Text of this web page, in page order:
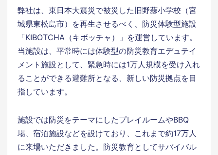
弊社は、東日本大震災で被災した旧野蒜小学校（宮
城県東松島市）を再生させるべく、防災体験型施設
「KIBOTCHA（キボッチャ）」を運営しています。
当施設は、平常時には体験型の防災教育エデュテイ
メント施設として、緊急時には1万人規模を受け入れ
ることができる避難所となる、新しい防災拠点を目
指しています。
施設では防災をテーマにしたプレイルームやBBQ
場、宿泊施設などを設けており、これまで約17万人
に来場いただきました。防災教育としてサバイバル